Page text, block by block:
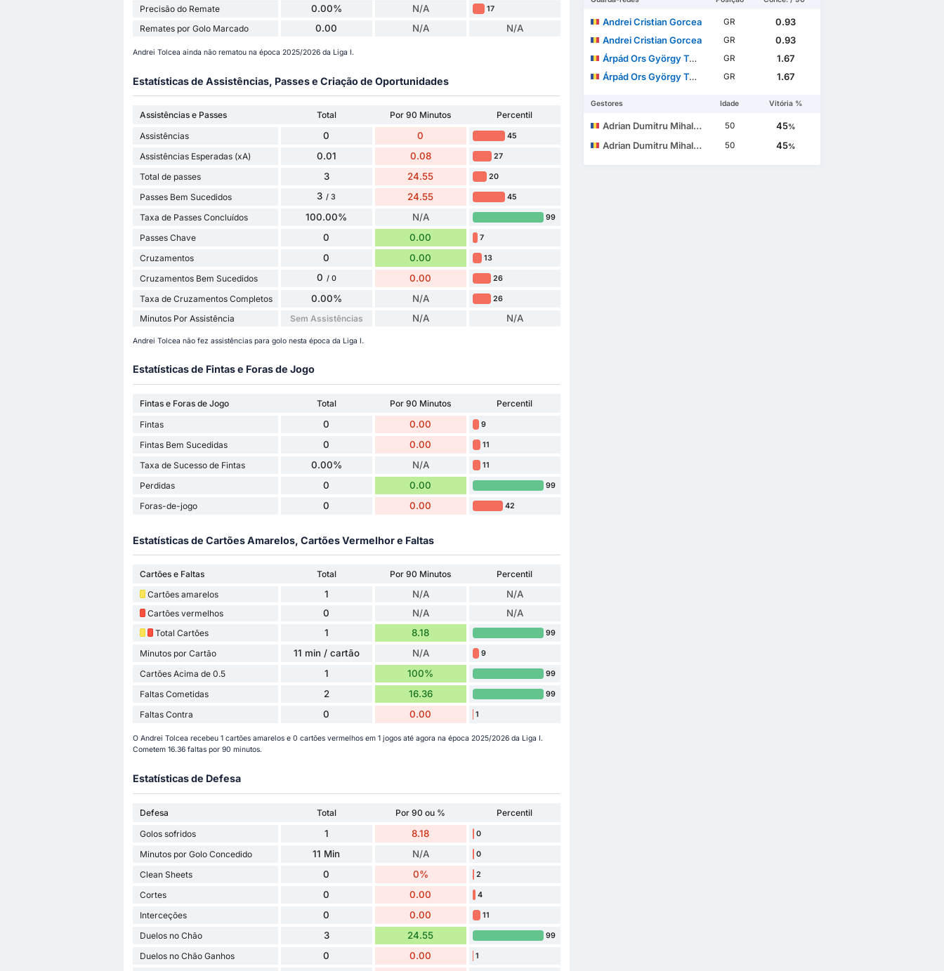
Precisão do Remate 0.00% N/A 17
Remates por Golo Marcado 0.00 N/A N/A
Andrei Tolcea ainda não rematou na época 2025/2026 da Liga I.
Estatísticas de Assistências, Passes e Criação de Oportunidades
Assistências e Passes Total Por 90 Minutos
Percentil
Assistências
0 0 45
Assistências Esperadas (xA) 0.01 0.08 27
Total de passes 3 24.55 20
Passes Bem Sucedidos 3 / 3 24.55 45
Taxa de Passes Concluídos 100.00% N/A 99
Passes Chave 0 0.00 7
Cruzamentos 0 0.00 13
Cruzamentos Bem Sucedidos 0 / 0 0.00 26
Taxa de Cruzamentos Completos 0.00% N/A 26
Minutos Por Assistência Sem Assistências N/A N/A
Andrei Tolcea não fez assistências para golo nesta época da Liga I.
Estatísticas de Fintas e Foras de Jogo
Fintas e Foras de Jogo Total Por 90 Minutos
Percentil
Fintas
0 0.00 9
Fintas Bem Sucedidas 0 0.00 11
Taxa de Sucesso de Fintas 0.00% N/A 11
Perdidas 0 0.00 99
Foras-de-jogo 0 0.00 42
Estatísticas de Cartões Amarelos, Cartões Vermelhor e Faltas
Cartões e Faltas Total Por 90 Minutos
Percentil
Cartões amarelos
1 N/A N/A
Cartões vermelhos 0 N/A N/A
Total Cartões 1 8.18 99
Minutos por Cartão 11 min / cartão N/A 9
Cartões Acima de 0.5 1 100% 99
Faltas Cometidas 2 16.36 99
Faltas Contra 0 0.00 1
O Andrei Tolcea recebeu 1 cartões amarelos e 0 cartões vermelhos em 1 jogos até agora na época 2025/2026 da Liga I.
Cometem 16.36 faltas por 90 minutos.
Estatísticas de Defesa
Defesa Total Por 90 ou %
Percentil
Golos sofridos
1 8.18 0
Minutos por Golo Concedido 11 Min N/A 0
Clean Sheets 0 0% 2
Cortes 0 0.00 4
Interceções 0 0.00 11
Duelos no Chão 3 24.55 99
Duelos no Chão Ganhos 0 0.00 1
Andrei Cristian Gorcea GR
0.93
Andrei Cristian Gorcea
GR
0.93
Árpád Ors György Tordai
GR
1.67
Árpád Ors György Tordai
GR 1.67
Gestores Idade Vitória %
Adrian Dumitru Mihalcea 50 45%
Adrian Dumitru Mihalcea 50 45%